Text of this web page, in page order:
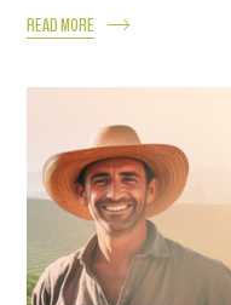
READ MORE